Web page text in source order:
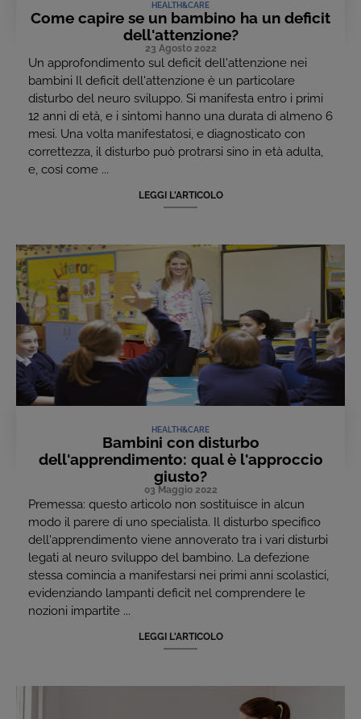
HEALTH&CARE
Come capire se un bambino ha un deficit
dell'attenzione?
23 Agosto 2022
Un approfondimento sul deficit dell'attenzione nei
bambini Il deficit dell'attenzione è un particolare
disturbo del neuro sviluppo. Si manifesta entro i primi
12 anni di età, e i sintomi hanno una durata di almeno 6
mesi. Una volta manifestatosi, e diagnosticato con
correttezza, il disturbo può protrarsi sino in età adulta,
e, così come ...
LEGGI L'ARTICOLO
HEALTH&CARE
Bambini con disturbo
dell'apprendimento: qual è l'approccio
giusto?
03 Maggio 2022
Premessa: questo articolo non sostituisce in alcun
modo il parere di uno specialista. Il disturbo specifico
dell'apprendimento viene annoverato tra i vari disturbi
legati al neuro sviluppo del bambino. La defezione
stessa comincia a manifestarsi nei primi anni scolastici,
evidenziando lampanti deficit nel comprendere le
nozioni impartite ...
LEGGI L'ARTICOLO